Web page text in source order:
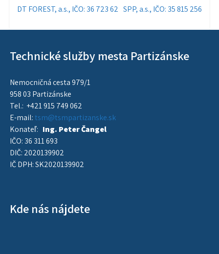
Navigácia
v
článku
DT FOREST, a.s., IČO: 36 723 62 SPP, a.s., IČO: 35 815 256
Technické služby mesta Partizánske
Nemocničná cesta 979/1
958 03 Partizánske
Tel.: +421 915 749 062
E-mail:tsm@tsmpartizanske.sk
Konateľ: Ing. Peter Čangel
IČO: 36 311 693
DIČ: 2020139902
IČ DPH: SK2020139902
Kde nás nájdete